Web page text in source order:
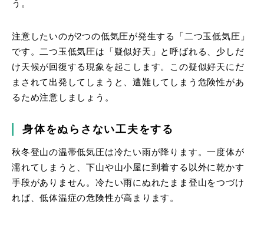
う。
注意したいのが2つの低気圧が発生する「二つ玉低気圧」
です。二つ玉低気圧は「疑似好天」と呼ばれる、少しだ
け天候が回復する現象を起こします。この疑似好天にだ
まされて出発してしまうと、遭難してしまう危険性があ
るため注意しましょう。
身体をぬらさない工夫をする
秋冬登山の温帯低気圧は冷たい雨が降ります。一度体が
濡れてしまうと、下山や山小屋に到着する以外に乾かす
手段がありません。冷たい雨にぬれたまま登山をつづけ
れば、低体温症の危険性が高まります。